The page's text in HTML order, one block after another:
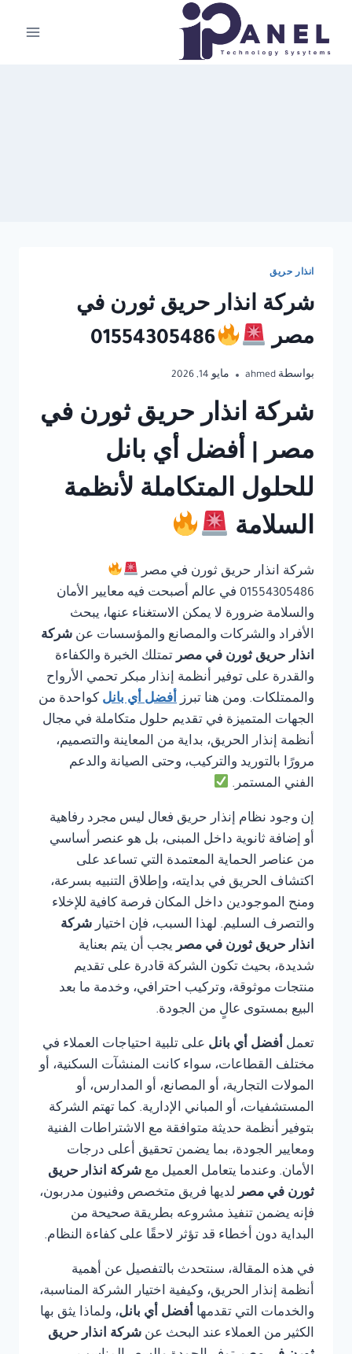
المحتوى
انذار حريق
شركة انذار حريق ثورن في
مصر
01554305486
بواسطة ahmed مايو 14, 2026
شركة انذار حريق ثورن في
مصر | أفضل أي بانل
للحلول المتكاملة لأنظمة
السلامة
شركة انذار حريق ثورن في مصر
01554305486 في عالم أصبحت فيه معايير الأمان
والسلامة ضرورة لا يمكن الاستغناء عنها، يبحث
الأفراد والشركات والمصانع والمؤسسات عن شركة
انذار حريق ثورن في مصر تمتلك الخبرة والكفاءة
والقدرة على توفير أنظمة إنذار مبكر تحمي الأرواح
والممتلكات. ومن هنا تبرز أفضل أي بانل كواحدة من
الجهات المتميزة في تقديم حلول متكاملة في مجال
أنظمة إنذار الحريق، بداية من المعاينة والتصميم،
مرورًا بالتوريد والتركيب، وحتى الصيانة والدعم
الفني المستمر.
إن وجود نظام إنذار حريق فعال ليس مجرد رفاهية
أو إضافة ثانوية داخل المبنى، بل هو عنصر أساسي
من عناصر الحماية المعتمدة التي تساعد على
اكتشاف الحريق في بدايته، وإطلاق التنبيه بسرعة،
ومنح الموجودين داخل المكان فرصة كافية للإخلاء
والتصرف السليم. لهذا السبب، فإن اختيار شركة
انذار حريق ثورن في مصر يجب أن يتم بعناية
شديدة، بحيث تكون الشركة قادرة على تقديم
منتجات موثوقة، وتركيب احترافي، وخدمة ما بعد
البيع بمستوى عالٍ من الجودة.
تعمل أفضل أي بانل على تلبية احتياجات العملاء في
مختلف القطاعات، سواء كانت المنشآت السكنية، أو
المولات التجارية، أو المصانع، أو المدارس، أو
المستشفيات، أو المباني الإدارية. كما تهتم الشركة
بتوفير أنظمة حديثة متوافقة مع الاشتراطات الفنية
ومعايير الجودة، بما يضمن تحقيق أعلى درجات
الأمان. وعندما يتعامل العميل مع شركة انذار حريق
ثورن في مصر لديها فريق متخصص وفنيون مدربون،
فإنه يضمن تنفيذ مشروعه بطريقة صحيحة من
البداية دون أخطاء قد تؤثر لاحقًا على كفاءة النظام.
في هذه المقالة، سنتحدث بالتفصيل عن أهمية
أنظمة إنذار الحريق، وكيفية اختيار الشركة المناسبة،
والخدمات التي تقدمها أفضل أي بانل، ولماذا يثق بها
الكثير من العملاء عند البحث عن شركة انذار حريق